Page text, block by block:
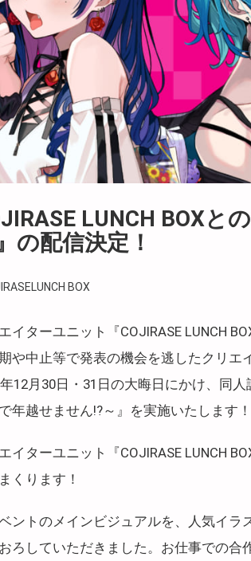
LUNCH BOXと
の配信決定！
BOX
イターユニット『COJIRASE LUNCH
や中止等で発表の機会を逃したクリエ
12月30日・31日の大晦日にかけ、同
年越せません!?～』を実施いたします！
イターユニット『COJIRASE LUNCH
くります！
ントのメインビジュアルを、人気イラ
ろしていただきました。お仕事での合